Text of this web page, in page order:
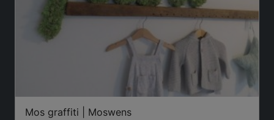
Mos graffiti | Moswens